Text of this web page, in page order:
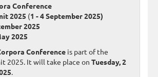
Conference
2025 (1 - 4 September 2025)
2025
2025
Conference is part of the
2025. It will take place on Tuesday, 2
.